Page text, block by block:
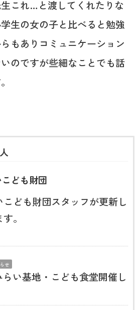
これ…と渡してくれたりな
生の女の子と比べると勉強
もありコミュニケーション
のですが些細なことでも話
ども財団
こども財団スタッフが更新し
。
せ
い基地・こども食堂開催し